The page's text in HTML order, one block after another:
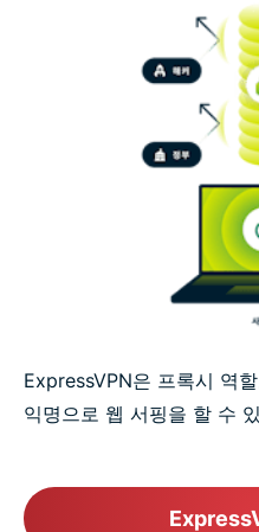
ExpressVPN은 프록시 역
익명으로 웹 서핑을 할 수